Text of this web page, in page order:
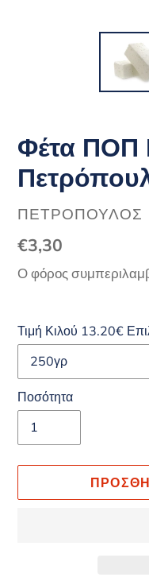
Φέτα ΠΟΠ
ΠΡΟΜΗΘΕΥΤΉΣ
ΠΕΤΡΌΠΟΥΛΟΣ
Κανονική
τιμή
€3,30
Ο φόρος
Τιμή Κιλού 13.20€
Ποσότητα